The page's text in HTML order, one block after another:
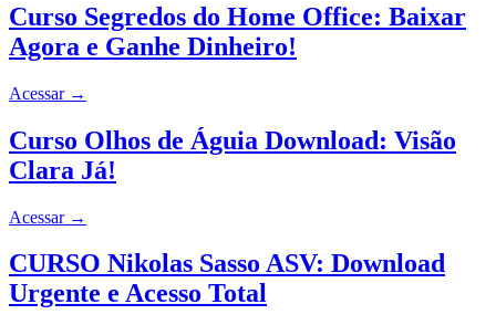
Curso Segredos do Home Office: Baixar
Agora e Ganhe Dinheiro!
Acessar →
Curso Olhos de Águia Download: Visão
Clara Já!
Acessar →
CURSO Nikolas Sasso ASV: Download
Urgente e Acesso Total